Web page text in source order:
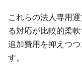
これらの法人専用
る対応が比較的柔
追加費用を抑えつ
す。